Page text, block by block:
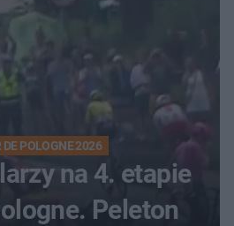
DE POLOGNE 2026
na 4. etapie
Peleton